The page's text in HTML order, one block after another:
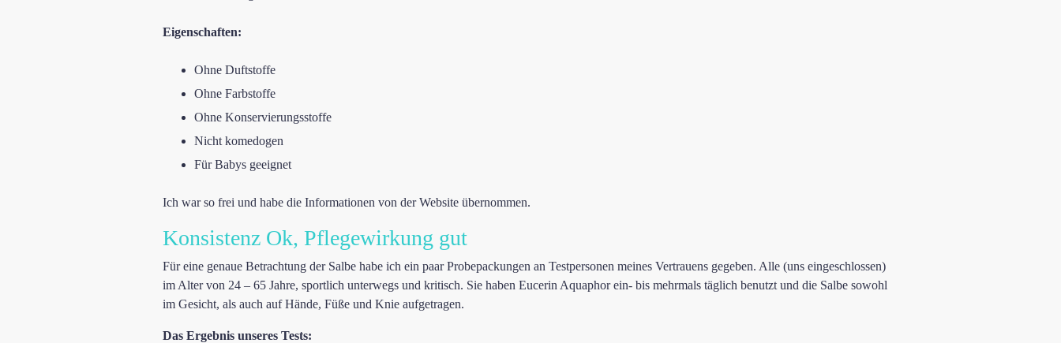
Eigenschaften:
Ohne Duftstoffe
Ohne Farbstoffe
Ohne Konservierungsstoffe
Nicht komedogen
Für Babys geeignet
Ich war so frei und habe die Informationen von der Website übernommen.
Konsistenz Ok, Pflegewirkung gut
Für eine genaue Betrachtung der Salbe habe ich ein paar Probepackungen an Testpersonen meines Vertrauens gegeben. Alle (uns eingeschlossen)
im Alter von 24 – 65 Jahre, sportlich unterwegs und kritisch. Sie haben Eucerin Aquaphor ein- bis mehrmals täglich benutzt und die Salbe sowohl
im Gesicht, als auch auf Hände, Füße und Knie aufgetragen.
Das Ergebnis unseres Tests: